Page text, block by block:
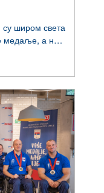
су широм света
медаље, а на
одржана
планови за
свега ун…